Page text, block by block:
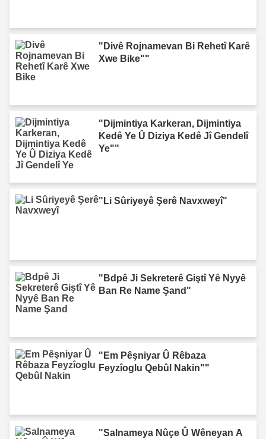
"Divê Rojnamevan Bi Rehetî Karê
Xwe Bike""
"Dijmintiya Karkeran, Dijmintiya
Kedê Ye Û Diziya Kedê Jî Gendelî
Ye""
"Li Sûriyeyê Şerê Navxweyî"
"Bdpê Ji Sekreterê Giştî Yê Nyyê
Ban Re Name Şand"
"Em Pêşniyar Û Rêbaza
Feyzîoglu Qebûl Nakin""
"Salnameya Nûçe Û Wêneyan A